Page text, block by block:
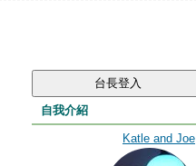
自我介紹
Katle and Joe